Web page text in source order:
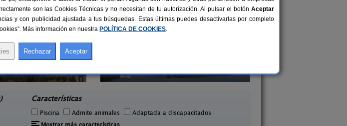
Características
Piscina Admite animales
Adaptada a discapacitados
son las Cookies Técnicas y no necesitan de tu autorización. Al pulsar el botón Aceptar
y con publicidad ajustada a tus búsquedas. Estas últimas puedes desactivarlas por completo
Más información en nuestra POLÍTICA DE COOKIES.